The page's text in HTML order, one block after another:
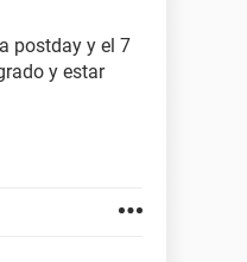
postday y el 7
y estar